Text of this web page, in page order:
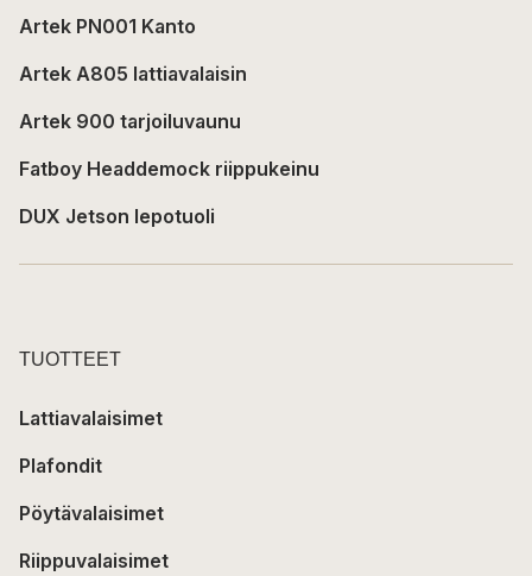
Artek PN001 Kanto
Artek A805 lattiavalaisin
Artek 900 tarjoiluvaunu
Fatboy Headdemock riippukeinu
DUX Jetson lepotuoli
TUOTTEET
Lattiavalaisimet
Plafondit
Pöytävalaisimet
Riippuvalaisimet